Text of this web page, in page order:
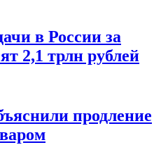
в России за
2,1 трлн рублей
продление